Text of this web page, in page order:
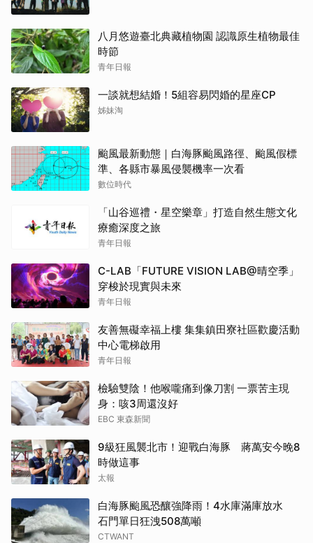
八月悠遊臺北典藏植物園 認識原生植物最佳
時節
青年日報
一談就想結婚！5組容易閃婚的星座CP
姊妹淘
颱風最新動態｜白海豚颱風路徑、颱風假標
準、各縣市暴風侵襲機率一次看
數位時代
「山谷巡禮・星空樂章」打造自然生態文化
療癒深度之旅
青年日報
C-LAB「FUTURE VISION LAB@晴空季」
穿梭於現實與未來
青年日報
友善無礙幸福上樓 集集鎮田寮社區歡慶活動
中心電梯啟用
青年日報
檢驗雙陰！他喉嚨痛到像刀割 一票苦主現
身：咳3周還沒好
EBC 東森新聞
9級狂風襲北市！迎戰白海豚 蔣萬安今晚8
時做這事
太報
白海豚颱風恐釀強降雨！4水庫滿庫放水
石門單日狂洩508萬噸
CTWANT